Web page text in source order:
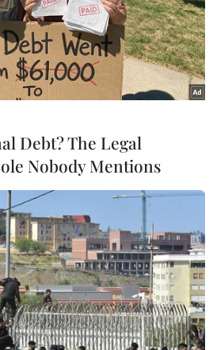
của Worldometers, tính đến 7
COVID-19 tại Italy là 172.434
người tử vong, 42.727 ca hồi
Debt? The Legal
Nobody Mentions